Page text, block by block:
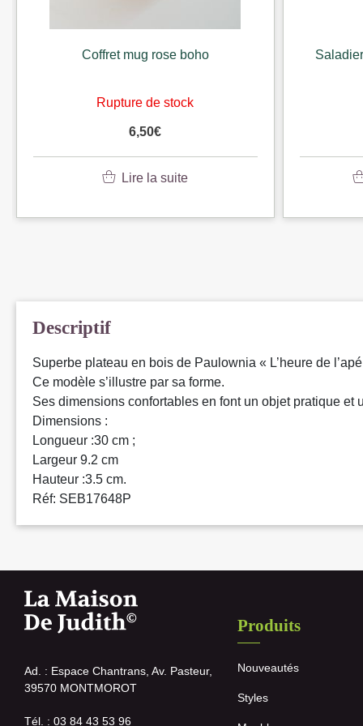
Coffret mug rose boho
Rupture de stock
6,50€
Lire la suite
Descriptif
Superbe plateau en bois de Paulownia « L’heure de
Ce modèle s’illustre par sa forme.
Ses dimensions confortables en font un objet pratique et
Dimensions :
Longueur :30 cm ;
Largeur 9.2 cm
Hauteur :3.5 cm.
Réf: SEB17648P
Ad. : Espace Chantrans, Av. Pasteur,
39570 MONTMOROT
Tél. : 03 84 43 53 96
Produits
Nouveautés
Styles